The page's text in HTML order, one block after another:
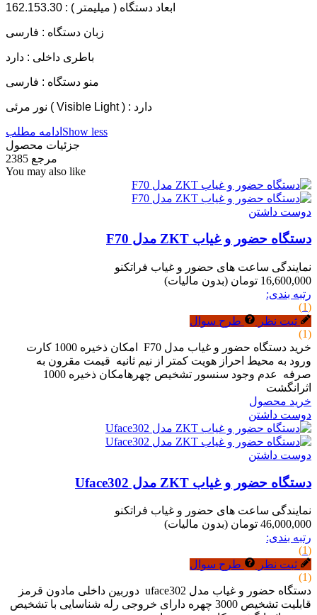
ابعاد دستگاه ( میلیمتر ) : 162.153.30
زبان دستگاه : فارسی
باطری داخلی : دارد
منو دستگاه : فارسی
نور مرئی ( Visible Light ) : دارد
ادامه مطلب Show less
جزئیات محصول
مرجع 2385
You may also like
دوست داشتن
دستگاه حضور و غیاب ZKT مدل F70
نمایندگی ساعت های حضور و غیاب فراتکنو
16,600,000 تومان
(بدون مالیات)
رتبه بندی:
(1)
ثبت نظر
طرح سوال
(1)
خرید دستگاه حضور و غیاب مدل F70 امکان ذخیره 1000 کارت
ورود به محیط احراز هویت کمتر از نیم ثانیه قیمت مقرون به
صرفه عدم وجود سنسور تشخیص چهرهامکان ذخیره 1000
اثرانگشت
خرید محصول
دوست داشتن
دوست داشتن
دستگاه حضور و غیاب ZKT مدل Uface302
نمایندگی ساعت های حضور و غیاب فراتکنو
46,000,000 تومان
(بدون مالیات)
رتبه بندی:
(1)
ثبت نظر
طرح سوال
(1)
دستگاه حضور و غیاب مدل uface302 دوربین داخلی مادون قرمز
قابلیت تشخیص 3000 چهره دارای خروجی رله شناسایی با تشخیص